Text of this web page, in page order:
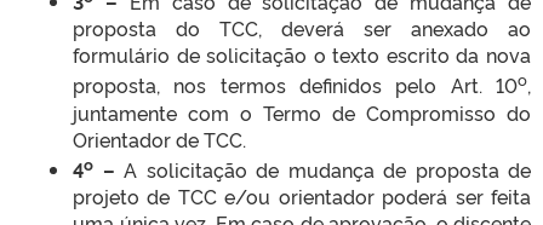
proposta do TCC, deverá ser anexado ao
formulário de solicitação o texto escrito da nova
proposta, nos termos definidos pelo Art. 10o,
juntamente com o Termo de Compromisso do
Orientador de TCC.
4o – A solicitação de mudança de proposta de
projeto de TCC e/ou orientador poderá ser feita